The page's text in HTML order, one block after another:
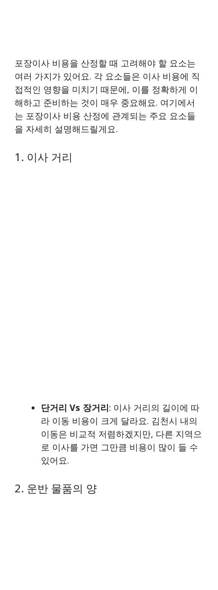
포장이사 비용을 산정할 때 고려해야 할 요소는
여러 가지가 있어요. 각 요소들은 이사 비용에 직
접적인 영향을 미치기 때문에, 이를 정확하게 이
해하고 준비하는 것이 매우 중요해요. 여기에서
는 포장이사 비용 산정에 관계되는 주요 요소들
을 자세히 설명해드릴게요.
1. 이사 거리
단거리 Vs 장거리: 이사 거리의 길이에 따
라 이동 비용이 크게 달라요. 김천시 내의
이동은 비교적 저렴하겠지만, 다른 지역으
로 이사를 가면 그만큼 비용이 많이 들 수
있어요.
2. 운반 물품의 양